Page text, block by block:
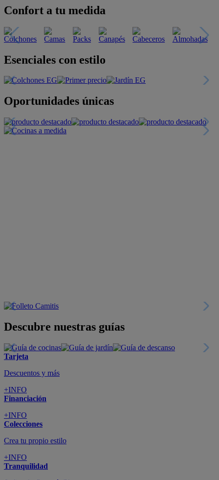
Confort a tu medida
Esenciales con estilo
Oportunidades únicas
Descubre nuestras guías
Tarjeta
Descuentos y más
+INFO
Financiación
+INFO
Colecciones
Crea tu propio estilo
+INFO
Tranquilidad